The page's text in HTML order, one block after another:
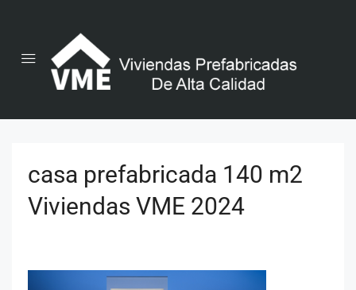
casa prefabricada 140 m2
Viviendas VME 2024